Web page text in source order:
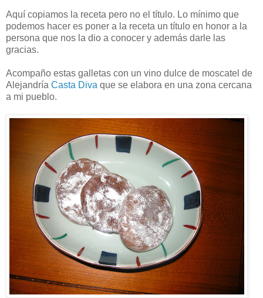
Aquí copiamos la receta pero no el título. Lo mínimo que
podemos hacer es poner a la receta un título en honor a la
persona que nos la dio a conocer y además darle las
gracias.
Acompaño estas galletas con un vino dulce de moscatel de
Alejandría Casta Diva que se elabora en una zona cercana
a mi pueblo.